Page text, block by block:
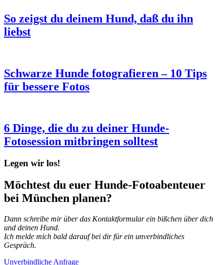
So zeigst du deinem Hund, daß du ihn
liebst
Schwarze Hunde fotografieren – 10 Tips
für bessere Fotos
6 Dinge, die du zu deiner Hunde-
Fotosession mitbringen solltest
Legen wir los!
Möchtest du euer Hunde-Fotoabenteuer
bei München planen?
Dann schreibe mir über das Kontaktformular ein bißchen über dich
und deinen Hund.
Ich melde mich bald darauf bei dir für ein unverbindliches
Gespräch.
Unverbindliche Anfrage